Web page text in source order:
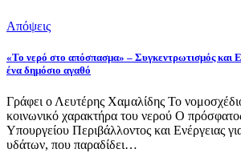
Απόψεις
«Το νερό στο απόσπασμα» – Συγκεντρωτισμός και
ένα δημόσιο αγαθό
Γράφει ο Λευτέρης Χαμαλίδης Το
κοινωνικό χαρακτήρα του νερού Ο
Υπουργείου Περιβάλλοντος και Ενέργειας
υδάτων, που παραδίδει…